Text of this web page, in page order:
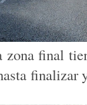
zona final
finalizar